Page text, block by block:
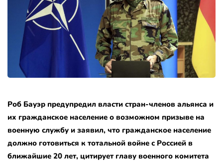
Роб Бауэр предупредил власти стран-членов альянса и
их гражданское население о возможном призыве на
военную службу и заявил, что гражданское население
должно готовиться к тотальной войне с Россией в
ближайшие 20 лет, цитирует главу военного комитета